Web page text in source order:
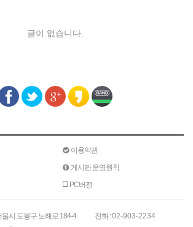
글이 없습니다.
이용약관
게시판 운영원칙
PC버전
울시 도봉구 노해로 184-4 전화 :02-903-2234